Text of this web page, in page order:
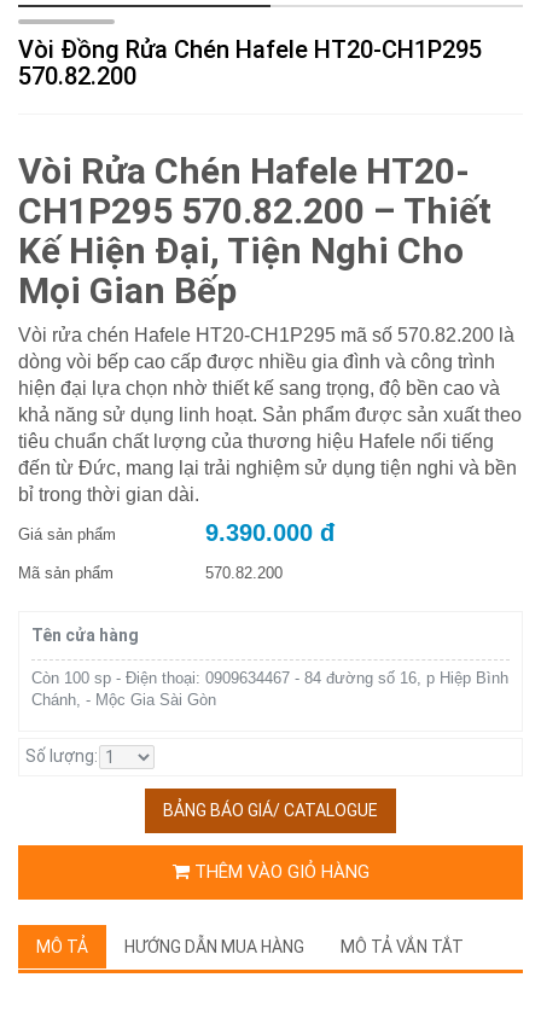
Vòi Đồng Rửa Chén Hafele HT20-CH1P295
570.82.200
Vòi Rửa Chén Hafele HT20-
CH1P295 570.82.200 – Thiết
Kế Hiện Đại, Tiện Nghi Cho
Mọi Gian Bếp
Vòi rửa chén Hafele HT20-CH1P295 mã số 570.82.200 là
dòng vòi bếp cao cấp được nhiều gia đình và công trình
hiện đại lựa chọn nhờ thiết kế sang trọng, độ bền cao và
khả năng sử dụng linh hoạt. Sản phẩm được sản xuất theo
tiêu chuẩn chất lượng của thương hiệu Hafele nổi tiếng
đến từ Đức, mang lại trải nghiệm sử dụng tiện nghi và bền
bỉ trong thời gian dài.
Giá sản phẩm 9.390.000 đ
Mã sản phẩm 570.82.200
Tên cửa hàng
Còn 100 sp - Điện thoại: 0909634467 - 84 đường số 16, p Hiệp Bình
Chánh, - Mộc Gia Sài Gòn
Số lượng:
BẢNG BÁO GIÁ/ CATALOGUE
THÊM VÀO GIỎ HÀNG
MÔ TẢ HƯỚNG DẪN MUA HÀNG MÔ TẢ VẮN TẮT